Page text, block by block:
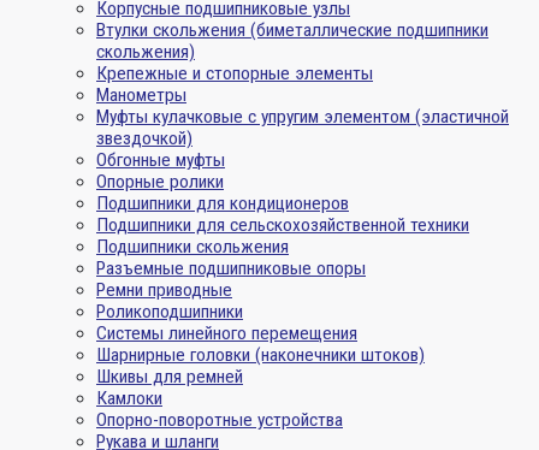
Корпусные подшипниковые узлы
Втулки скольжения (биметаллические подшипники
скольжения)
Крепежные и стопорные элементы
Манометры
Муфты кулачковые с упругим элементом (эластичной
звездочкой)
Обгонные муфты
Опорные ролики
Подшипники для кондиционеров
Подшипники для сельскохозяйственной техники
Подшипники скольжения
Разъемные подшипниковые опоры
Ремни приводные
Роликоподшипники
Системы линейного перемещения
Шарнирные головки (наконечники штоков)
Шкивы для ремней
Камлоки
Опорно-поворотные устройства
Рукава и шланги